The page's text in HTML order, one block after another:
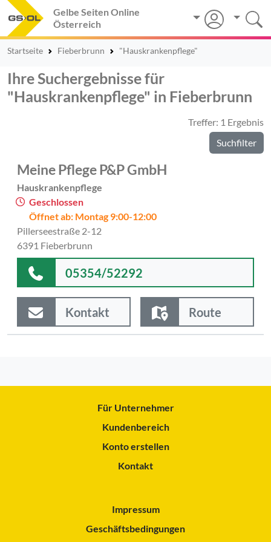
Gelbe Seiten Online
Österreich
Startseite Fieberbrunn "Hauskrankenpflege"
Ihre Suchergebnisse für
"Hauskrankenpflege" in Fieberbrunn
Treffer: 1 Ergebnis
Suchfilter
Meine Pflege P&P GmbH
Hauskrankenpflege
Geschlossen
Öffnet ab: Montag 9:00-12:00
Pillerseestraße 2-12
6391 Fieberbrunn
05354/52292
Kontakt Route
Für Unternehmer
Kundenbereich
Konto erstellen
Kontakt
Impressum
Geschäftsbedingungen